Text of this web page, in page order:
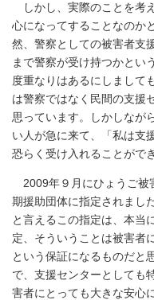
しかし、実際のことを考
心になってすることなのか
然、警察としての被害者支
まで警察が受け持つかとい
度重なりはあるにしまして
は警察ではなく民間の支援
思っています。しかしなが
い人が急に来て、「私は支
恐らく受け入れることがで
2009年９月にひょうご被
期援助団体に指定されまし
と言えるこの指定は、本当
定、そういうことは被害者
という保証になるものだと
で、支援センターとしても
害者にとっても大きな安心